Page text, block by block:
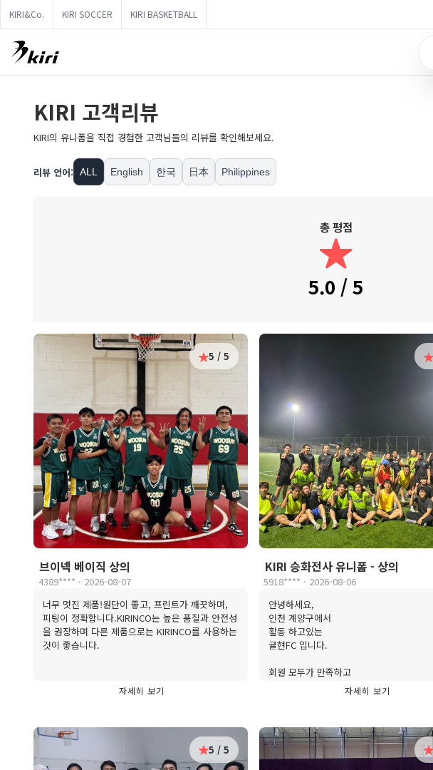
KIRI&Co. KIRI SOCCER KIRI BASKETBALL
KIRI 고객리뷰
KIRI의 유니폼을 직접 경험한 고객님들의 리뷰를 확인해보세요.
리뷰 언어: ALL English 한국 日本 Philippines
총 평점
5.0 / 5
5 / 5
브이넥 베이직 상의
4389**** · 2026-08-07
너무 멋진 제품!원단이 좋고, 프린트가 깨끗하며,
피팅이 정확합니다.KIRINCO는 높은 품질과 안전성
을 권장하며 다른 제품으로는 KIRINCO를 사용하는
것이 좋습니다.
자세히 보기
KIRI 승화전사 유니폼 - 상의
5918**** · 2026-08-06
안녕하세요,
인천 계양구에서
활동 하고있는
귤현FC 입니다.
회원 모두가 만족하고
제작 해 주셔서 감사합니다.
끼리앤코♡
앞으로 10년,20년
함께 해 주세요~~~
자세히 보기
5 / 5